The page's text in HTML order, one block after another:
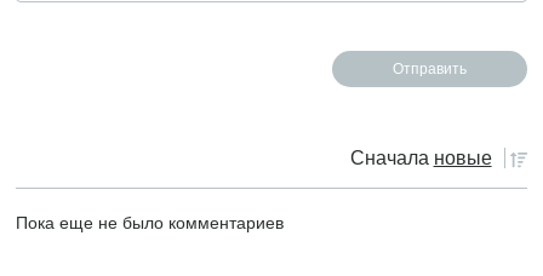
Сначала новые
Пока еще не было комментариев